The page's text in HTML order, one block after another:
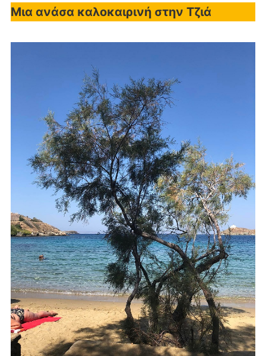
Μια ανάσα καλοκαιρινή στην Τζιά